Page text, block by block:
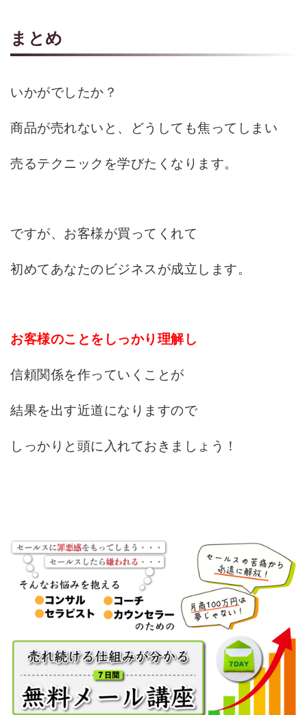
まとめ
いかがでしたか？
商品が売れないと、どうしても焦ってしまい
売るテクニックを学びたくなります。
ですが、お客様が買ってくれて
初めてあなたのビジネスが成立します。
お客様のことをしっかり理解し
信頼関係を作っていくことが
結果を出す近道になりますので
しっかりと頭に入れておきましょう！